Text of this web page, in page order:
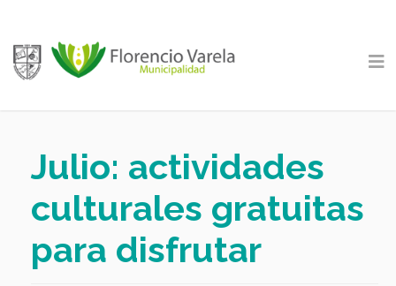
Julio: actividades
culturales gratuitas
para disfrutar